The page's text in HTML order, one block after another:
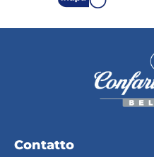
Contatto